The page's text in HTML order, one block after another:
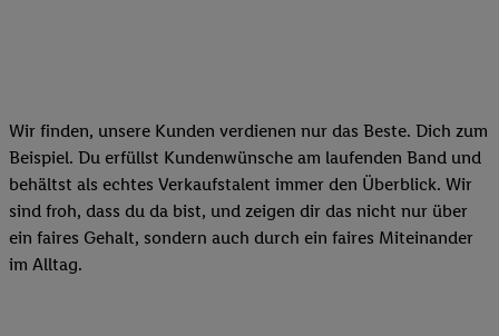
Wir finden, unsere Kunden verdienen nur das Beste. Dich zum
Beispiel. Du erfüllst Kundenwünsche am laufenden Band und
behältst als echtes Verkaufstalent immer den Überblick. Wir
sind froh, dass du da bist, und zeigen dir das nicht nur über
ein faires Gehalt, sondern auch durch ein faires Miteinander
im Alltag.